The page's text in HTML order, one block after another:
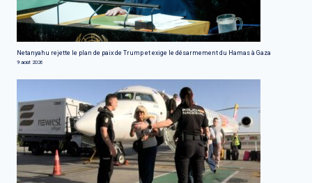
Netanyahu rejette le plan de paix de Trump et exige le désarmement du Hamas à Gaza
9 août 2026